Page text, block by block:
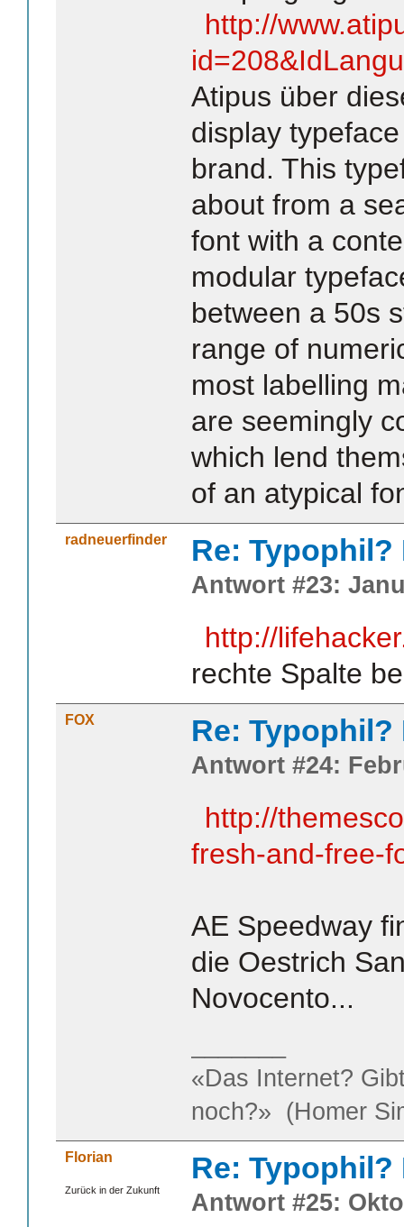
http://
Atipus über
display typeface
brand. This
about from a
font with a
modular
between a 50s
range of
most labelling
are seemingly
which lend
of an atypical
radneuerfinder Re:
Antwort #23:
http://
rechte Spalte
FOX Re:
Antwort #24:
http://
fresh-and-free-
AE Speedway
die Oestrich
Novocento...
«Das Internet?
noch?» (Homer
Florian
Zurück in der Zukunft
Re:
Antwort #25: